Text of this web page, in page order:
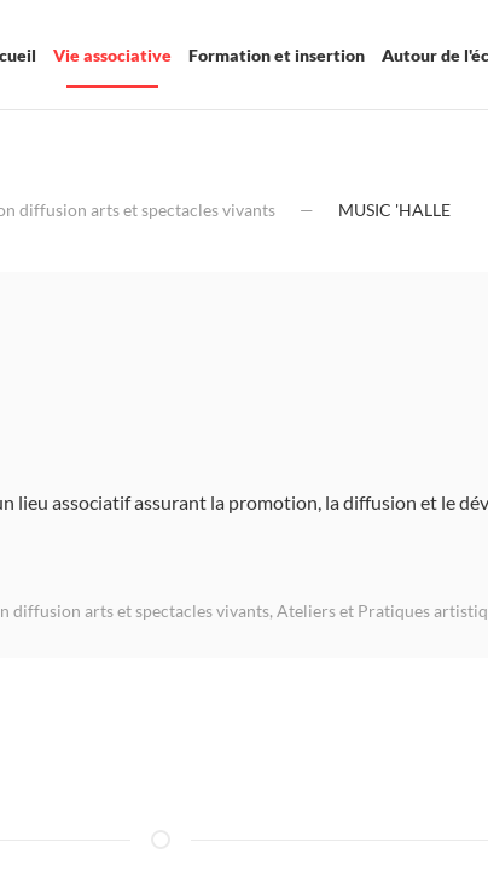
Vie associative Formation et insertion Autour de
diffusion arts et spectacles vivants MUSIC 'HALLE
associatif assurant la promotion, la diffusion et le
diffusion arts et spectacles vivants, Ateliers et Pratiques